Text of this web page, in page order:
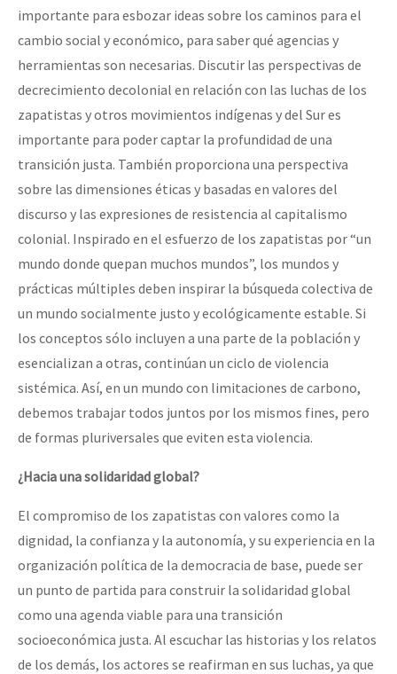
importante para esbozar ideas sobre los caminos para el
cambio social y económico, para saber qué agencias y
herramientas son necesarias. Discutir las perspectivas de
decrecimiento decolonial en relación con las luchas de los
zapatistas y otros movimientos indígenas y del Sur es
importante para poder captar la profundidad de una
transición justa. También proporciona una perspectiva
sobre las dimensiones éticas y basadas en valores del
discurso y las expresiones de resistencia al capitalismo
colonial. Inspirado en el esfuerzo de los zapatistas por “un
mundo donde quepan muchos mundos”, los mundos y
prácticas múltiples deben inspirar la búsqueda colectiva de
un mundo socialmente justo y ecológicamente estable. Si
los conceptos sólo incluyen a una parte de la población y
esencializan a otras, continúan un ciclo de violencia
sistémica. Así, en un mundo con limitaciones de carbono,
debemos trabajar todos juntos por los mismos fines, pero
de formas pluriversales que eviten esta violencia.
¿Hacia una solidaridad global?
El compromiso de los zapatistas con valores como la
dignidad, la confianza y la autonomía, y su experiencia en la
organización política de la democracia de base, puede ser
un punto de partida para construir la solidaridad global
como una agenda viable para una transición
socioeconómica justa. Al escuchar las historias y los relatos
de los demás, los actores se reafirman en sus luchas, ya que